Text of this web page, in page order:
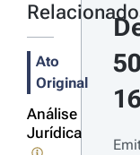
Ato
Original
Análise
Jurídica